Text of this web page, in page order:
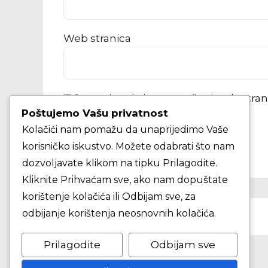
Web stranica
Spremi moje ime, e-poštu i web-
KOMENTAR ČLANKA
PRETHODNO
Poštujemo Vašu privatnost
Kolačići nam pomažu da unaprijedimo Vaše
korisničko iskustvo. Možete odabrati što nam
dozvoljavate klikom na tipku Prilagodite.
Kliknite Prihvaćam sve, ako nam dopuštate
korištenje kolačića ili Odbijam sve, za
odbijanje korištenja neosnovnih kolačića.
Prilagodite Odbijam sve